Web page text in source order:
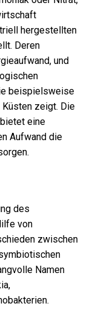
hergestellten
Deren
und
beispielsweise
zeigt. Die
eine
Aufwand die
des
von
zwischen
Namen